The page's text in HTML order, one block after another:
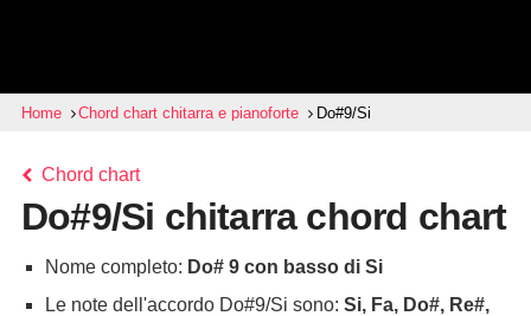
Home Chord chart chitarra e pianoforte Do#9/Si
Chord chart
Do#9/Si chitarra chord chart
Nome completo: Do# 9 con basso di Si
Le note dell'accordo Do#9/Si sono: Si, Fa, Do#, Re#,